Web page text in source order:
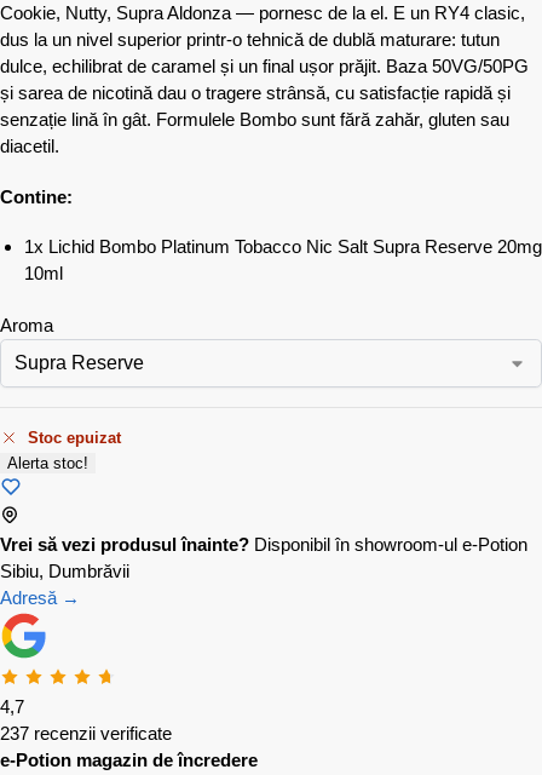
Cookie, Nutty, Supra Aldonza — pornesc de la el. E un RY4 clasic,
dus la un nivel superior printr-o tehnică de dublă maturare: tutun
dulce, echilibrat de caramel și un final ușor prăjit. Baza 50VG/50PG
și sarea de nicotină dau o tragere strânsă, cu satisfacție rapidă și
senzație lină în gât. Formulele Bombo sunt fără zahăr, gluten sau
diacetil.
Contine:
1x Lichid Bombo Platinum Tobacco Nic Salt Supra Reserve 20mg
10ml
Aroma
Stoc epuizat
Alerta stoc!
Vrei să vezi produsul înainte? Disponibil în showroom-ul e-Potion
Sibiu, Dumbrăvii
Adresă →
4,7
237 recenzii verificate
e-Potion magazin de încredere